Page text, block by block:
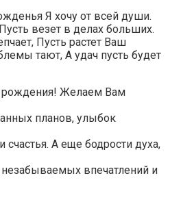
Я хочу от всей души.
везет в делах больших.
Пусть растет Ваш
тают, А удач пусть будет
рождения! Желаем Вам
планов, улыбок
счастья. А еще бодрости духа,
незабываемых впечатлений и